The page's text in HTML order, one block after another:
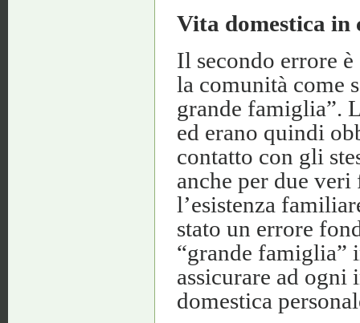
Vita domestica in
Il secondo errore
la comunità come
grande famiglia”.
ed erano quindi
contatto con gli
anche per due veri
l’esistenza
stato un errore
“grande famiglia”
assicurare ad
domestica